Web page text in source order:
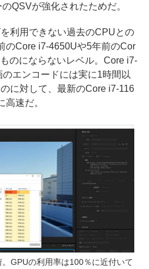
QSVが強化されたためだ。
利用できない過去のCPUとの
のCore i7-4650Uや5年前のCor
のにならないレベル。Core i7-
エンコードには実に1時間以
に対して、最新のCore i7-116
速だ。
GPUの利用率は100％に近付いて